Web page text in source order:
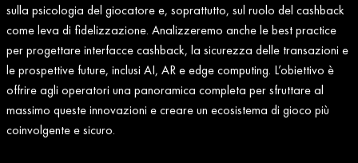
sulla psicologia del giocatore e, soprattutto, sul ruolo del cashback
come leva di fidelizzazione. Analizzeremo anche le best practice
per progettare interfacce cashback, la sicurezza delle transazioni e
le prospettive future, inclusi AI, AR e edge computing. L’obiettivo è
offrire agli operatori una panoramica completa per sfruttare al
massimo queste innovazioni e creare un ecosistema di gioco più
coinvolgente e sicuro.